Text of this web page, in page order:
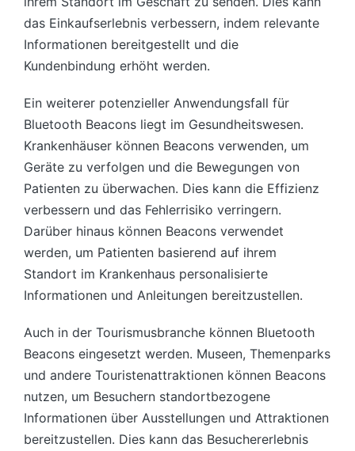
das Einkaufserlebnis verbessern, indem relevante
Informationen bereitgestellt und die
Kundenbindung erhöht werden.
Ein weiterer potenzieller Anwendungsfall für
Bluetooth Beacons liegt im Gesundheitswesen.
Krankenhäuser können Beacons verwenden, um
Geräte zu verfolgen und die Bewegungen von
Patienten zu überwachen. Dies kann die Effizienz
verbessern und das Fehlerrisiko verringern.
Darüber hinaus können Beacons verwendet
werden, um Patienten basierend auf ihrem
Standort im Krankenhaus personalisierte
Informationen und Anleitungen bereitzustellen.
Auch in der Tourismusbranche können Bluetooth
Beacons eingesetzt werden. Museen, Themenparks
und andere Touristenattraktionen können Beacons
nutzen, um Besuchern standortbezogene
Informationen über Ausstellungen und Attraktionen
bereitzustellen. Dies kann das Besuchererlebnis